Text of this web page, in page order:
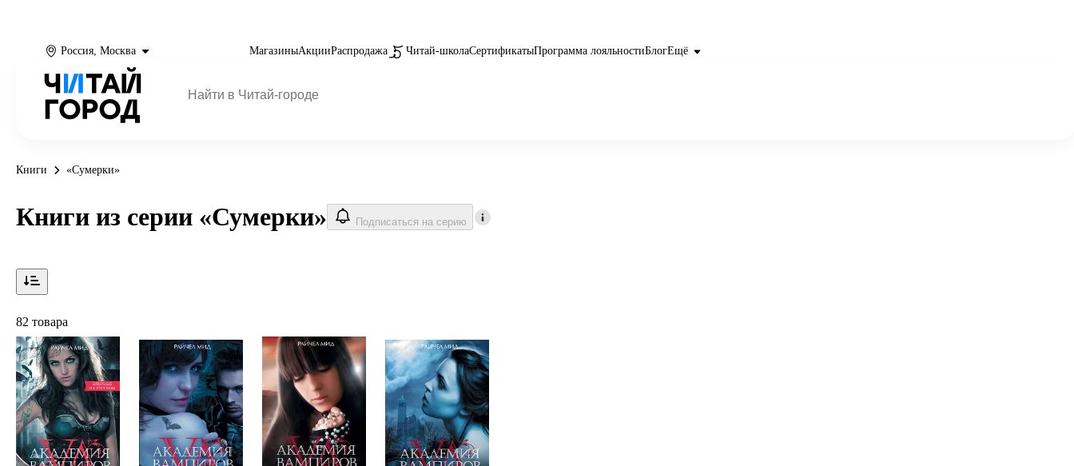
Россия, Москва МагазиныАкцииРаспродажа Читай-школаСертификатыПрограмма лояльностиБлогЕщё
Книги «Сумерки»
Книги из серии «Сумерки» Подписаться на серию
82 товара